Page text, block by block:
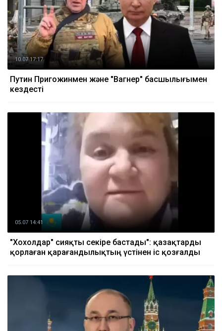
10.07 17:17
Путин Пригожинмен және "Вагнер" басшылығымен
кездесті
05.07 14:41
"Хохолдар" сияқты секіре бастады": қазақтарды
қорлаған қарағандылықтың үстінен іс қозғалды